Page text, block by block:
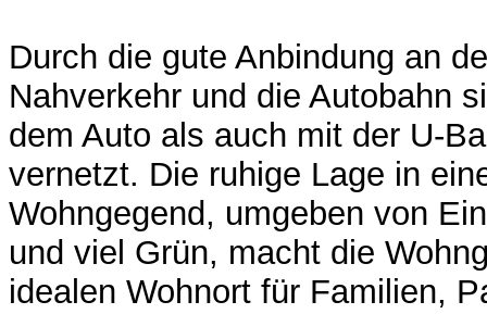
Durch die gute Anbindung an
Nahverkehr und die Autobahn
dem Auto als auch mit der U-
vernetzt. Die ruhige Lage in
Wohngegend, umgeben von
und viel Grün, macht die
idealen Wohnort für Familien,